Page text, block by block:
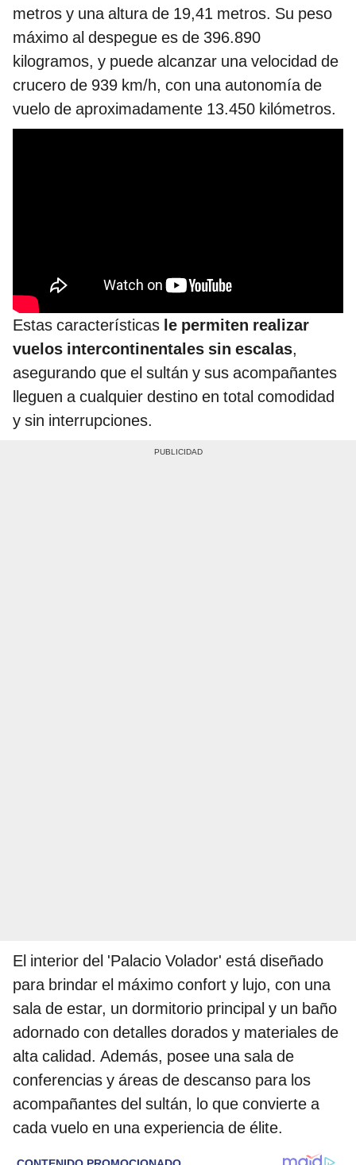
metros y una altura de 19,41 metros. Su peso
máximo al despegue es de 396.890
kilogramos, y puede alcanzar una velocidad de
crucero de 939 km/h, con una autonomía de
vuelo de aproximadamente 13.450 kilómetros.
Estas características le permiten realizar
vuelos intercontinentales sin escalas,
asegurando que el sultán y sus acompañantes
lleguen a cualquier destino en total comodidad
y sin interrupciones.
El interior del 'Palacio Volador' está diseñado
para brindar el máximo confort y lujo, con una
sala de estar, un dormitorio principal y un baño
adornado con detalles dorados y materiales de
alta calidad. Además, posee una sala de
conferencias y áreas de descanso para los
acompañantes del sultán, lo que convierte a
cada vuelo en una experiencia de élite.